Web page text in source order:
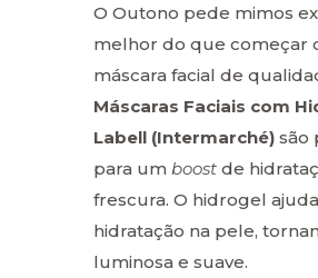
O Outono pede mimos
melhor do que começar
máscara facial de
Máscaras Faciais com
Labell (Intermarché) são
para um boost de
frescura. O hidrogel
hidratação na pele,
luminosa e suave.